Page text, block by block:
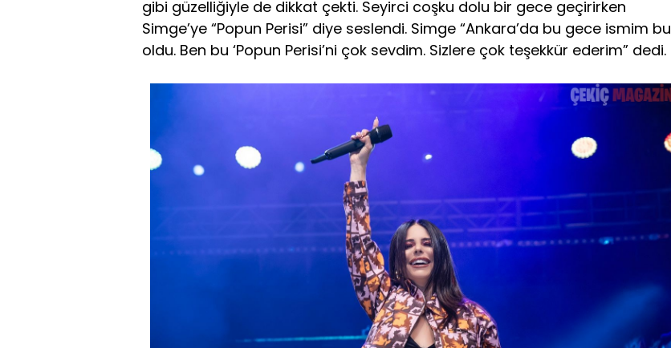
gibi güzelliğiyle de dikkat çekti. Seyirci coşku dolu bir gece geçirirken
Simge’ye “Popun Perisi” diye seslendi. Simge “Ankara’da bu gece ismim bu
oldu. Ben bu ‘Popun Perisi’ni çok sevdim. Sizlere çok teşekkür ederim” dedi.